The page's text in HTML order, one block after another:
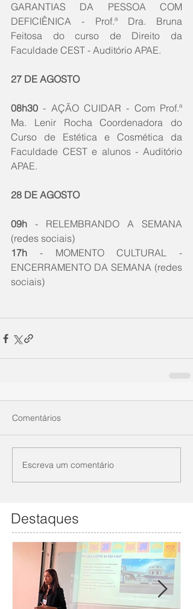
GARANTIAS DA PESSOA COM
DEFICIÊNICA - Prof.ª Dra. Bruna
Feitosa do curso de Direito da
Faculdade CEST - Auditório APAE.
27 DE AGOSTO
08h30 - AÇÃO CUIDAR - Com Prof.ª
Ma. Lenir Rocha Coordenadora do
Curso de Estética e Cosmética da
Faculdade CEST e alunos - Auditório
APAE.
28 DE AGOSTO
09h - RELEMBRANDO A SEMANA
(redes sociais)
17h - MOMENTO CULTURAL -
ENCERRAMENTO DA SEMANA (redes
sociais)
Comentários
Escreva um comentário
Destaques